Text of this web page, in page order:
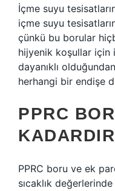
İçme suyu
içme suyu
çünkü bu borular
hijyenik koşullar için
dayanıklı
herhangi bir endişe
PPRC
PPRC boru ve ek
sıcaklık